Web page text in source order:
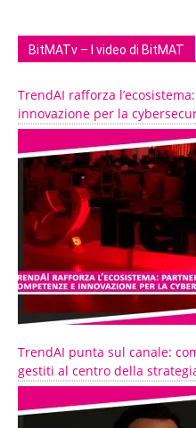
BitMATv – I video di BitMAT
TrendAI rafforza
innovazione per la
TrendAI punta sul canale:
gestiti al centro della